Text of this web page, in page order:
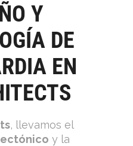
Y
DE
EN
, llevamos el
y la